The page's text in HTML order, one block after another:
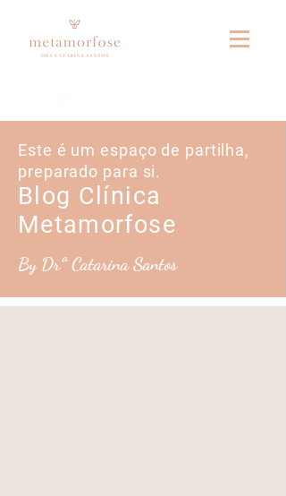
Este é um espaço de partilha,
preparado para si.
Blog Clínica
Metamorfose
By Drª Catarina Santos